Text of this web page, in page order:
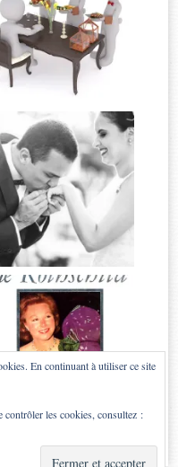
En continuant à utiliser ce site
contrôler les cookies, consultez :